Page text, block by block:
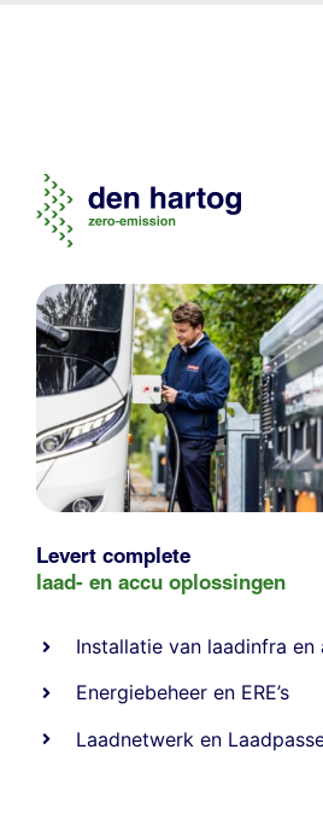
Levert complete
laad- en accu oplossingen
Installatie van laadinfra en
Energiebeheer en ERE’s
Laadnetwerk en